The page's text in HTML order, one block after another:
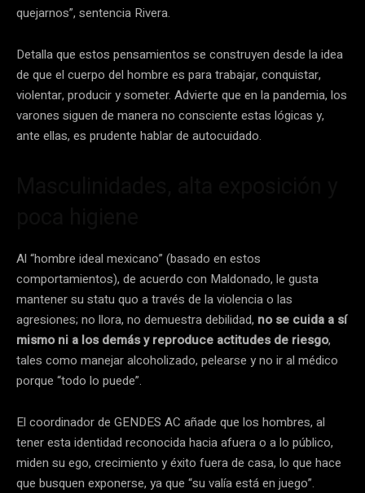
quejarnos”, sentencia Rivera.
Detalla que estos pensamientos se construyen desde la idea
de que el cuerpo del hombre es para trabajar, conquistar,
violentar, producir y someter. Advierte que en la pandemia, los
varones siguen de manera no consciente estas lógicas y,
ante ellas, es prudente hablar de autocuidado.
Al “hombre ideal mexicano” (basado en estos
comportamientos), de acuerdo con Maldonado, le gusta
mantener su statu quo a través de la violencia o las
agresiones; no llora, no demuestra debilidad, no se cuida a sí
mismo ni a los demás y reproduce actitudes de riesgo,
tales como manejar alcoholizado, pelearse y no ir al médico
porque “todo lo puede”.
El coordinador de GENDES AC añade que los hombres, al
tener esta identidad reconocida hacia afuera o a lo público,
miden su ego, crecimiento y éxito fuera de casa, lo que hace
que busquen exponerse, ya que “su valía está en juego”.